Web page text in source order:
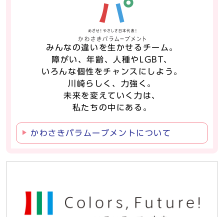
みんなの違いを生かせるチーム。
障がい、年齢、人種やLGBT、
いろんな個性をチャンスにしよう。
川崎らしく、力強く。
未来を変えていく力は、
私たちの中にある。
かわさきパラムーブメントについて